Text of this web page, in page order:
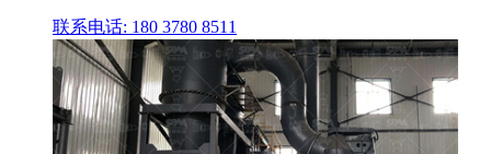
联系电话: 180 3780 8511